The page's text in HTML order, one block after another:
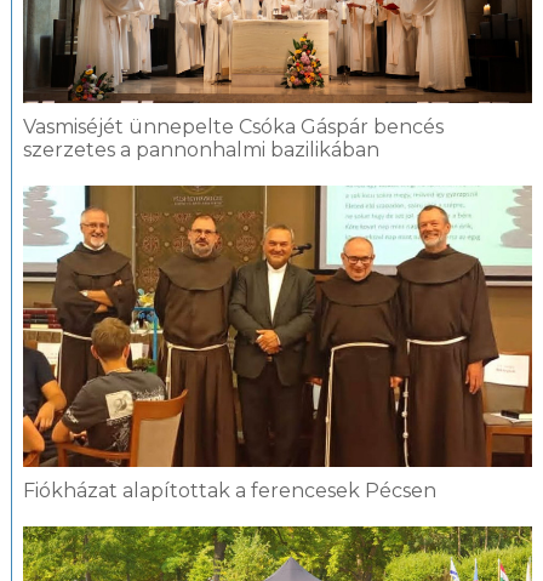
Vasmiséjét ünnepelte Csóka Gáspár bencés
szerzetes a pannonhalmi bazilikában
Fiókházat alapítottak a ferencesek Pécsen